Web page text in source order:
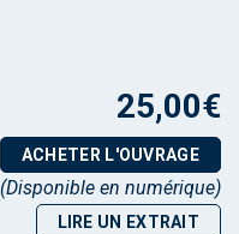
25,00€
ACHETER L'OUVRAGE
(Disponible en numérique)
LIRE UN EXTRAIT